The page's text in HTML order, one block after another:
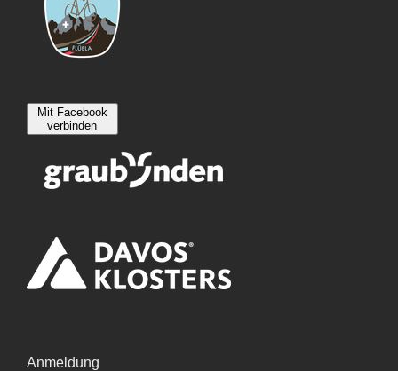
Mit Facebook
verbinden
Anmeldung